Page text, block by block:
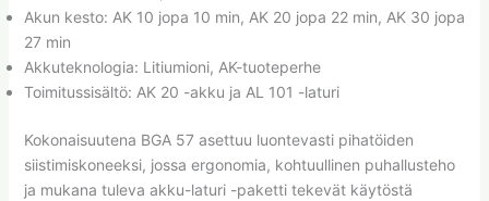
Akun kesto: AK 10 jopa 10 min, AK 20 jopa 22 min, AK 30 jopa
27 min
Akkuteknologia: Litiumioni, AK-tuoteperhe
Toimitussisältö: AK 20 -akku ja AL 101 -laturi
Kokonaisuutena BGA 57 asettuu luontevasti pihatöiden
siistimiskoneeksi, jossa ergonomia, kohtuullinen puhallusteho
ja mukana tuleva akku-laturi -paketti tekevät käytöstä